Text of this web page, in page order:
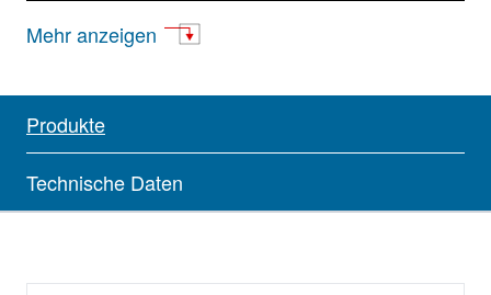
AdvanceBio
Agilent-Chromosorb GC
Agilent-HayeSep
Agilent-HP
Mehr anzeigen
Produkte
Technische Daten